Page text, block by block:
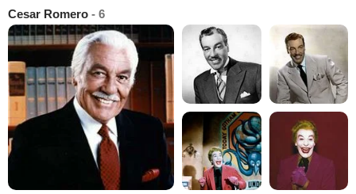
Cesar Romero - 6